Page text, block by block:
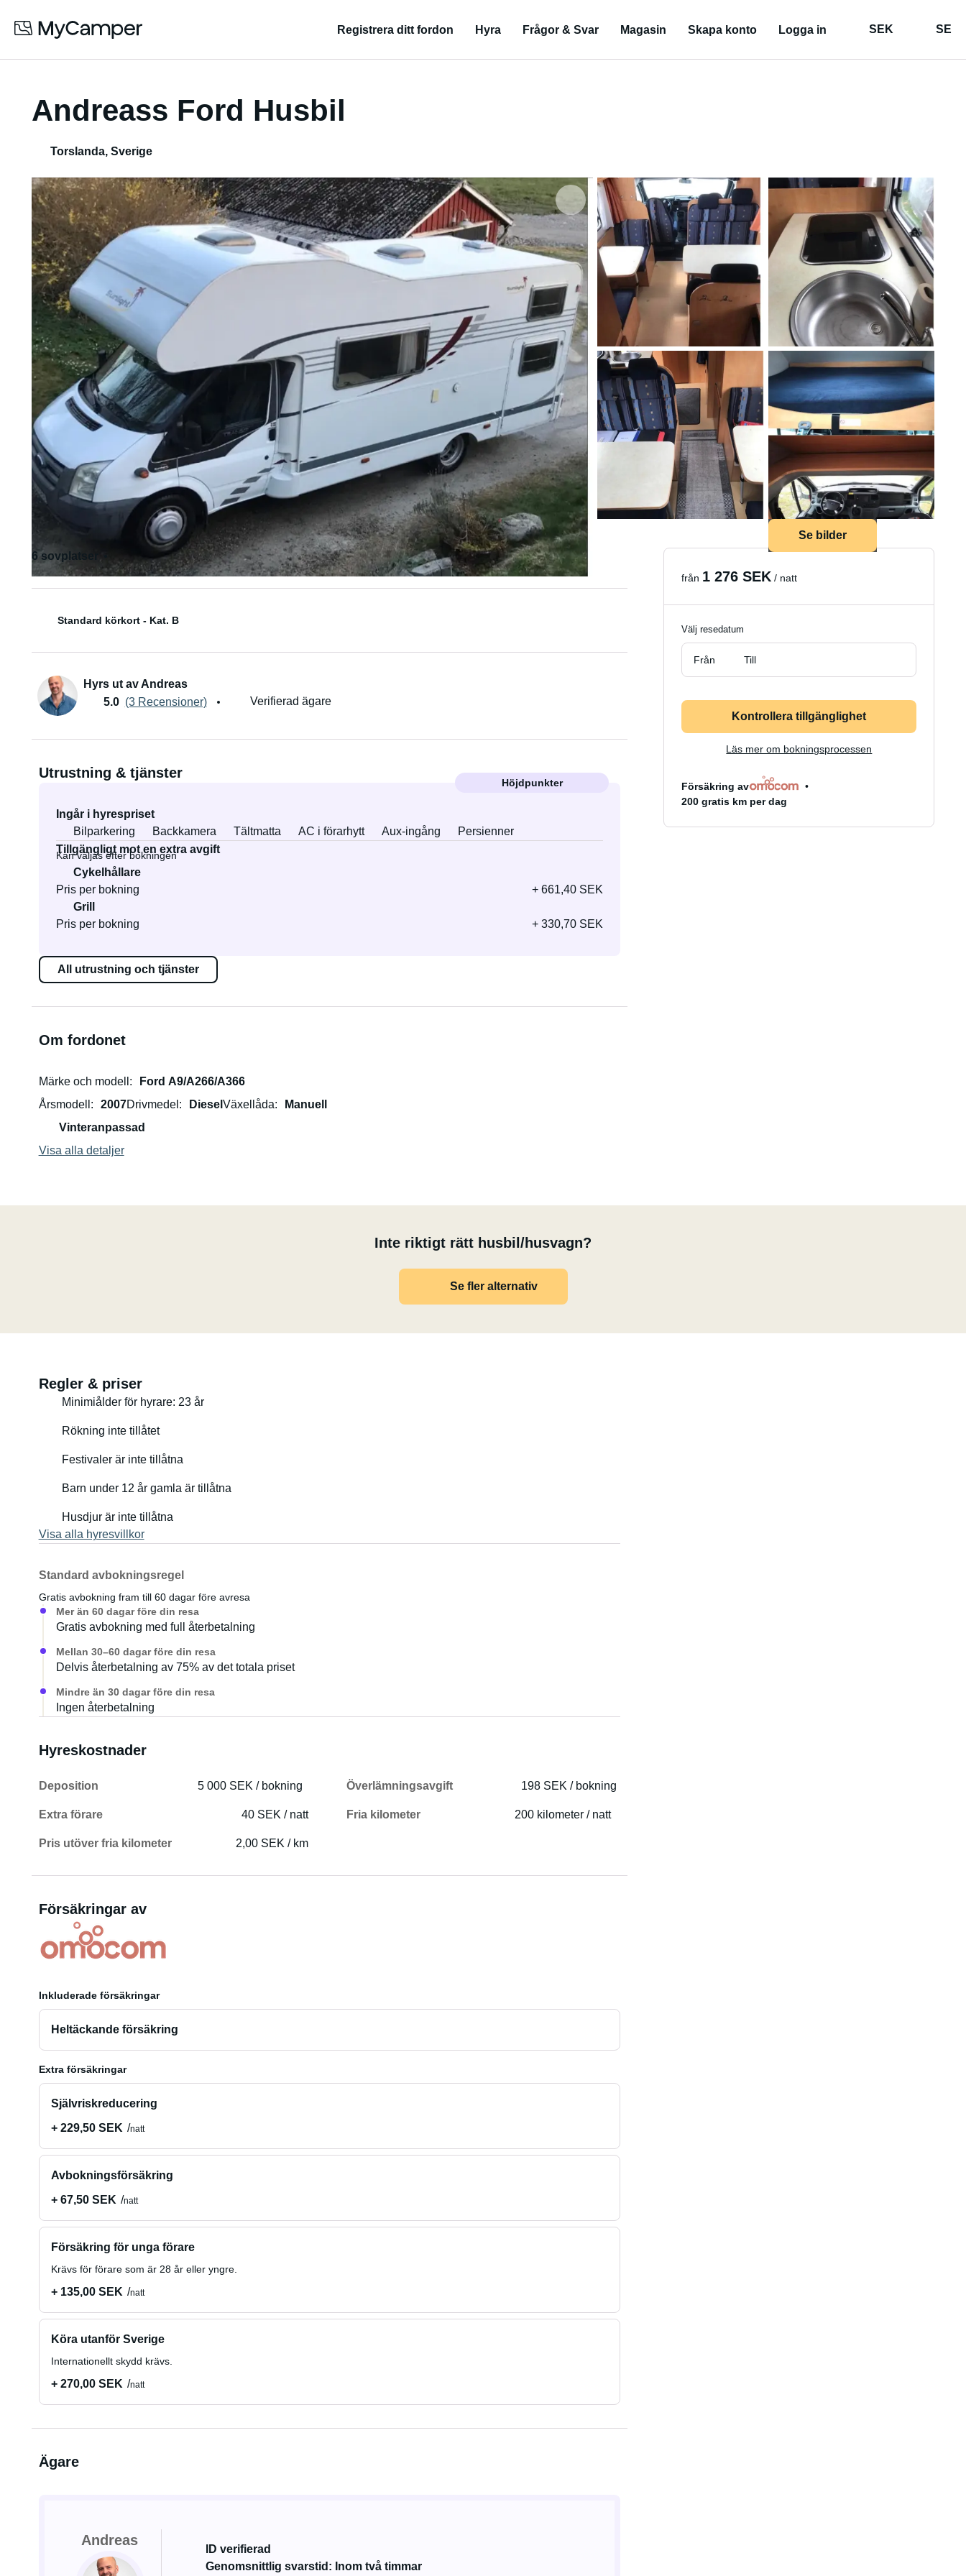
Registrera ditt fordon Hyra Frågor & Svar Magasin Skapa konto Logga in SEK SE
Andreass Ford Husbil
Torslanda, Sverige
Se bilder
6 sovplatser
6 sittplatser
Standard körkort - Kat. B
Hyrs ut av Andreas
5.0 (3 Recensioner) Verifierad ägare
Utrustning & tjänster
Höjdpunkter
Ingår i hyrespriset
Bilparkering
Backkamera Tältmatta AC i förarhytt Aux-ingång
Persienner
Tillgängligt mot en extra avgift
Kan väljas efter bokningen
Cykelhållare
Pris per bokning
+ 661,40 SEK
Grill
Pris per bokning
+ 330,70 SEK
All utrustning och tjänster
Om fordonet
Märke och modell
Ford A9/A266/A366
Årsmodell
2007Drivmedel Diesel Växellåda
Manuell
Vinteranpassad
Visa alla detaljer
Inte riktigt rätt husbil/husvagn?
Se fler alternativ
Regler & priser
Minimiålder för hyrare: 23 år
Rökning inte tillåtet
Festivaler är inte tillåtna
Barn under 12 år gamla är tillåtna
Husdjur är inte tillåtna
Visa alla hyresvillkor
Standard avbokningsregel
Gratis avbokning fram till 60 dagar före avresa
Mer än 60 dagar före din resa
Gratis avbokning med full återbetalning
Mellan 30–60 dagar före din resa
Delvis återbetalning av 75% av det totala priset
Mindre än 30 dagar före din resa
Ingen återbetalning
Hyreskostnader
Deposition 5 000 SEK / bokning Överlämningsavgift 198 SEK / bokning
Extra förare 40 SEK / natt Fria kilometer 200 kilometer / natt
Pris utöver fria kilometer 2,00 SEK / km
Försäkringar av
Inkluderade försäkringar
Heltäckande försäkring
Extra försäkringar
Självriskreducering
+ 229,50 SEK
natt
Avbokningsförsäkring
+ 67,50 SEK
natt
Försäkring för unga förare
Krävs för förare som är 28 år eller yngre.
+ 135,00 SEK natt
Köra utanför Sverige
Internationellt skydd krävs.
+ 270,00 SEK natt
Ägare
Andreas
ID verifierad
Genomsnittlig svarstid: Inom två timmar
från 1 276 SEK / natt
Välj resedatum
Från Till
Kontrollera tillgänglighet
Läs mer om bokningsprocessen
Försäkring av
200 gratis km per dag